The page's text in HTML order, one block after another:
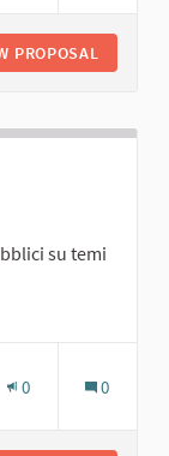
PROPOSAL
su temi
0 0